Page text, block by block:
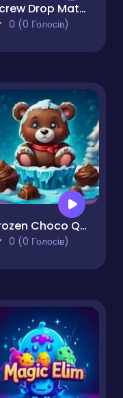
Screw Drop Match
0 (0 Голосів)
Frozen Choco Quest
0 (0 Голосів)